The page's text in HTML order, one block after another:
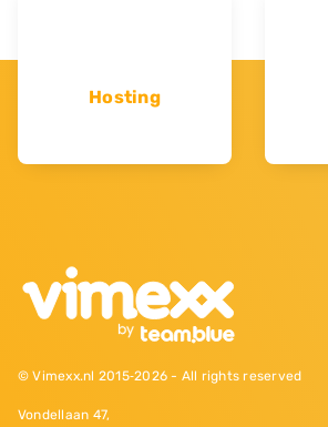
Hosting
© Vimexx.nl 2015‐2026 - All rights reserved
Vondellaan 47,